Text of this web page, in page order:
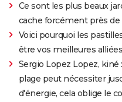
Ce sont les plus beaux
cache forcément près de
Voici pourquoi les
être vos meilleures
Sergio Lopez Lopez, kiné
plage peut nécessiter
d'énergie, cela oblige le